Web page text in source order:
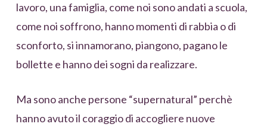
lavoro, una famiglia, come noi sono andati a scuola,
come noi soffrono, hanno momenti di rabbia o di
sconforto, si innamorano, piangono, pagano le
bollette e hanno dei sogni da realizzare.
Ma sono anche persone “supernatural” perchè
hanno avuto il coraggio di accogliere nuove